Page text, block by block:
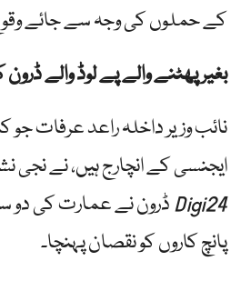
کے حملوں کی وجہ سے جائے وقوع
بغیر پھٹنے والے پے لوڈ والے
نائب وزیر داخلہ راعد عرفات
ایجنسی کے انچارج ہیں، نے نجی
Digi24ڈرون نے عمارت کی دو
پانچ کاروں کو نقصان پہنچا۔